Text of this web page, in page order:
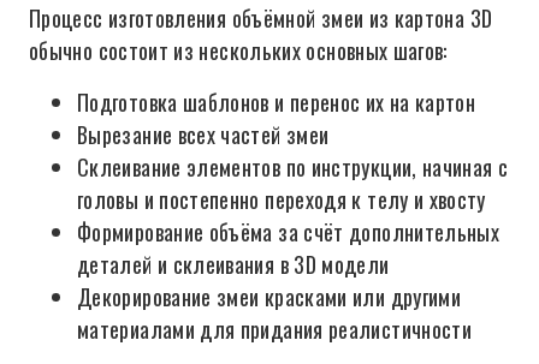
Процесс изготовления объёмной змеи из картона 3D
обычно состоит из нескольких основных шагов:
Подготовка шаблонов и перенос их на картон
Вырезание всех частей змеи
Склеивание элементов по инструкции, начиная с
головы и постепенно переходя к телу и хвосту
Формирование объёма за счёт дополнительных
деталей и склеивания в 3D модели
Декорирование змеи красками или другими
материалами для придания реалистичности